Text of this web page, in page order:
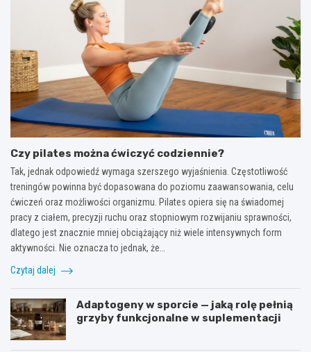
Czy pilates można ćwiczyć codziennie?
Tak, jednak odpowiedź wymaga szerszego wyjaśnienia. Częstotliwość
treningów powinna być dopasowana do poziomu zaawansowania, celu
ćwiczeń oraz możliwości organizmu. Pilates opiera się na świadomej
pracy z ciałem, precyzji ruchu oraz stopniowym rozwijaniu sprawności,
dlatego jest znacznie mniej obciążający niż wiele intensywnych form
aktywności. Nie oznacza to jednak, że…
Czytaj dalej
Adaptogeny w sporcie — jaką rolę pełnią
grzyby funkcjonalne w suplementacji